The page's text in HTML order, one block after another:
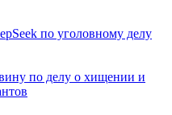
по уголовному делу
по делу о хищении и